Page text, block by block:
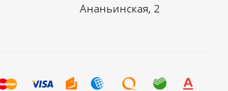
Ананьинская, 2